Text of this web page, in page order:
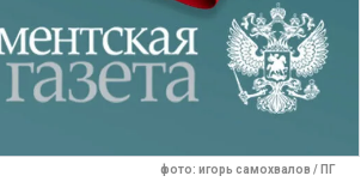
фото: игорь самохвалов / ПГ